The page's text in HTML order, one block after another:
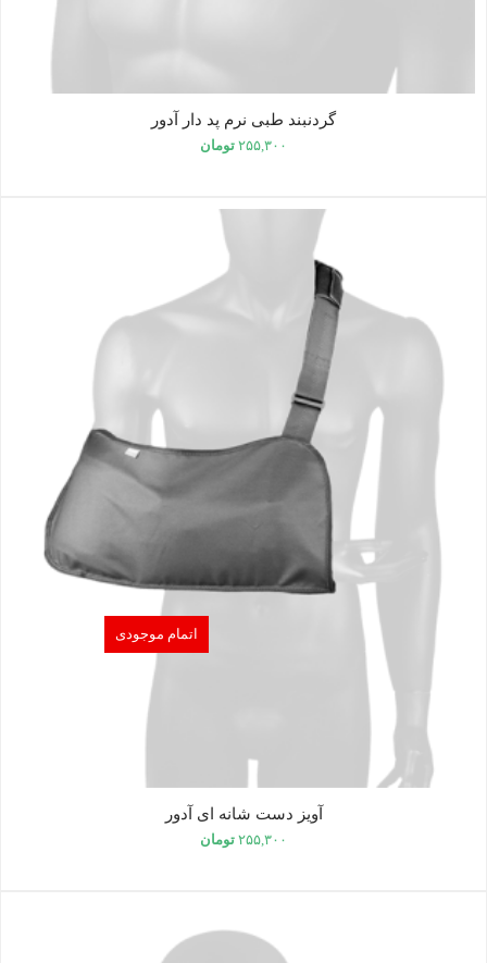
گردنبند طبی نرم پد دار آدور
۲۵۵,۳۰۰ تومان
اتمام موجودی
آویز دست شانه ای آدور
۲۵۵,۳۰۰ تومان